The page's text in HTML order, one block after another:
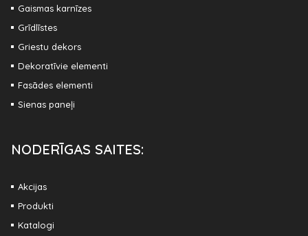
Gaismas karnīzes
Grīdlīstes
Griestu dekors
Dekoratīvie elementi
Fasādes elementi
Sienas paneļi
NODERĪGAS SAITES:
Akcijas
Produkti
Katalogi